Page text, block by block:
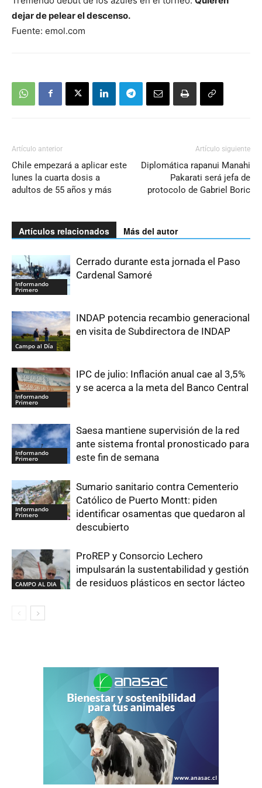
dejar de pelear el descenso.
Fuente: emol.com
Artículo anterior
Chile empezará a aplicar este
lunes la cuarta dosis a
adultos de 55 años y más
Artículo siguiente
Diplomática rapanui Manahi
Pakarati será jefa de
protocolo de Gabriel Boric
Artículos relacionados Más del autor
Informando
Primero
Cerrado durante esta jornada el Paso
Cardenal Samoré
Campo al Día
INDAP potencia recambio generacional
en visita de Subdirectora de INDAP
Informando
Primero
IPC de julio: Inflación anual cae al 3,5%
y se acerca a la meta del Banco Central
Informando
Primero
Saesa mantiene supervisión de la red
ante sistema frontal pronosticado para
este fin de semana
Informando
Primero
Sumario sanitario contra Cementerio
Católico de Puerto Montt: piden
identificar osamentas que quedaron al
descubierto
CAMPO AL DIA
ProREP y Consorcio Lechero
impulsarán la sustentabilidad y gestión
de residuos plásticos en sector lácteo